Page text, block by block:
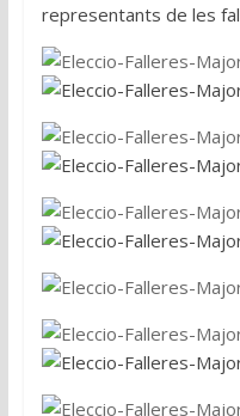
representants de les